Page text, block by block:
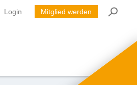
Login Mitglied werden